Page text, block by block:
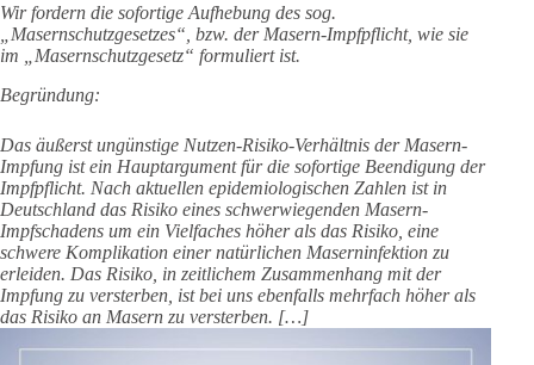
Wir fordern die sofortige Aufhebung des sog.
„Masernschutzgesetzes“, bzw. der Masern-Impfpflicht, wie sie
im „Masernschutzgesetz“ formuliert ist.
Begründung:
Das äußerst ungünstige Nutzen-Risiko-Verhältnis der Masern-
Impfung ist ein Hauptargument für die sofortige Beendigung der
Impfpflicht. Nach aktuellen epidemiologischen Zahlen ist in
Deutschland das Risiko eines schwerwiegenden Masern-
Impfschadens um ein Vielfaches höher als das Risiko, eine
schwere Komplikation einer natürlichen Maserninfektion zu
erleiden. Das Risiko, in zeitlichem Zusammenhang mit der
Impfung zu versterben, ist bei uns ebenfalls mehrfach höher als
das Risiko an Masern zu versterben. […]